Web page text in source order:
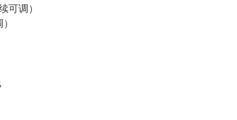
可调）